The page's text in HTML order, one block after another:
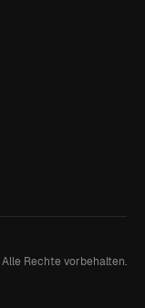
Alle Rechte vorbehalten.